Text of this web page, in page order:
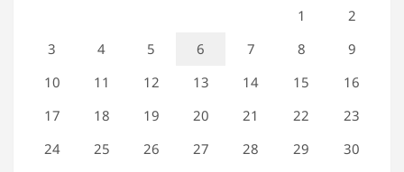
1
2
3
4 5 6 7 8
9
10
11 12 13 14 15
16
17
18 19 20 21 22
23
24
25 26 27 28 29
30